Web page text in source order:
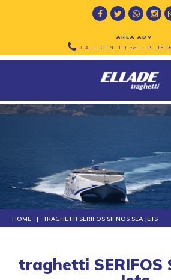
AREA ADV
CALL CENTER tel +39
HOME TRAGHETTI SERIFOS SIFNOS SEA JETS
traghetti SERIFOS